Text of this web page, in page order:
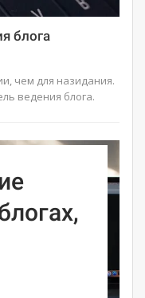
блога
чем для назидания.
ведения блога.